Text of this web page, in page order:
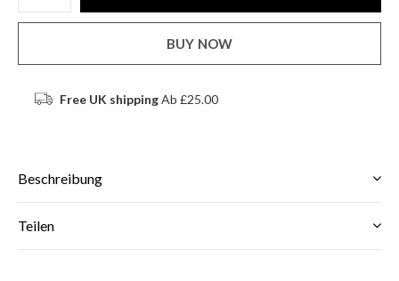
BUY NOW
Free UK shippingAb £25.00
Beschreibung
Teilen